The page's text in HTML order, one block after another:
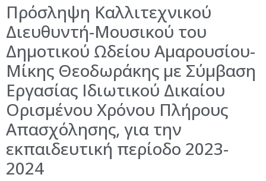
Πρόσληψη Καλλιτεχνικού
Διευθυντή-Μουσικού του
Δημοτικού Ωδείου Αμαρουσίου-
Μίκης Θεοδωράκης με Σύμβαση
Εργασίας Ιδιωτικού Δικαίου
Ορισμένου Χρόνου Πλήρους
Απασχόλησης, για την
εκπαιδευτική περίοδο 2023-
2024